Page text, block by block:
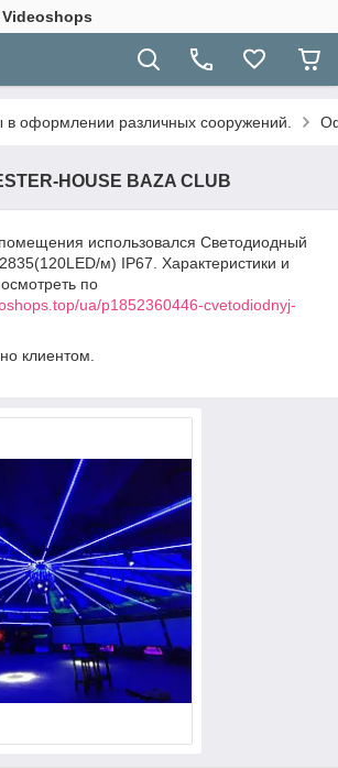
Videoshops
оформлении различных сооружений.
HOUSE BAZA CLUB
использовался Cветодиодный
м) IP67. Характеристики и
по
ua/p1852360446-cvetodiodnyj-
клиентом.